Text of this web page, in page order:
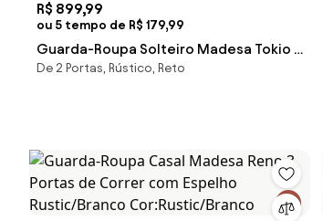
R$ 899,99
ou 5 tempo de R$ 179,99
Guarda-Roupa Solteiro Madesa Tokio 2
Portas de Correr 2 Gavetas
De 2 Portas, Rústico, Reto